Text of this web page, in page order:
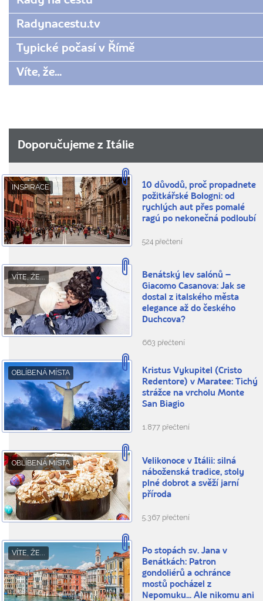
Radynacestu.tv
Typické počasí v Římě
Víte, že...
Doporučujeme z Itálie
INSPIRACE
10 důvodů, proč propadnete
požitkářské Bologni: od
rychlých aut přes pomalé
ragú po nekonečná podloubí
524 přečtení
VÍTE, ŽE...
Benátský lev salónů –
Giacomo Casanova: Jak se
dostal z italského města
elegance až do českého
Duchcova?
663 přečtení
OBLÍBENÁ MÍSTA
Kristus Vykupitel (Cristo
Redentore) v Maratee: Tichý
strážce na vrcholu Monte
San Biagio
1.877 přečtení
OBLÍBENÁ MÍSTA
Velikonoce v Itálii: silná
náboženská tradice, stoly
plné dobrot a svěží jarní
příroda
5.367 přečtení
VÍTE, ŽE...
Po stopách sv. Jana v
Benátkách: Patron
gondoliérů a ochránce
mostů pocházel z
Nepomuku... Ale nikomu ani